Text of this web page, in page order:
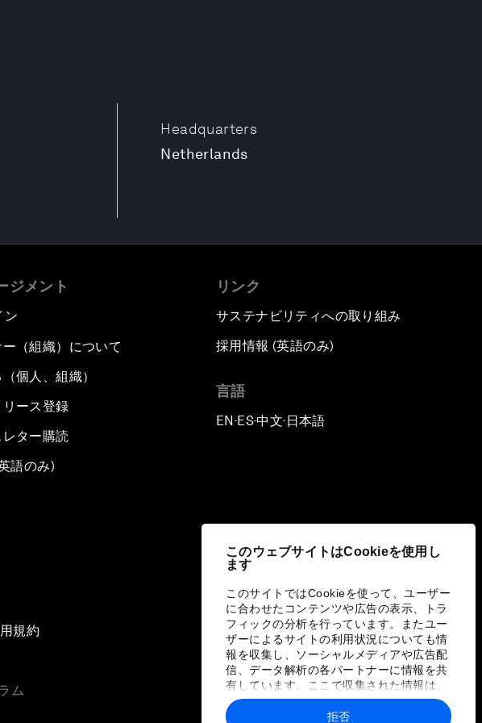
このウェブサイトはCookieを使用し
ます
このサイトではCookieを使って、ユーザー
に合わせたコンテンツや広告の表示、トラ
フィックの分析を行っています。またユー
ザーによるサイトの利用状況についても情
報を収集し、ソーシャルメディアや広告配
信、データ解析の各パートナーに情報を共
有しています。ここで収集された情報は、
ユーザーが各パートナーに提供した他の情
報や各パートナーのサービスを使用した際
拒否
Headquarters
Netherlands
ジメント
ン
（組織）について
個人、組織）
ース登録
ター購読
語のみ)
リンク
サステナビリティへの取り組み
採用情報 (英語のみ)
言語
EN ▪ES▪中文▪ 日本語
規約
ム